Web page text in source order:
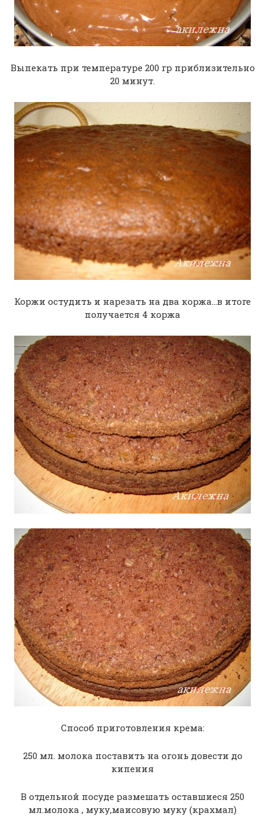
Выпекать при температуре 200 гр приблизительно
20 минут.
Коржи остудить и нарезать на два коржа...в итоге
получается 4 коржа
Способ приготовления крема:
250 мл. молока поставить на огонь довести до
кипения
В отдельной посуде размешать оставшиеся 250
мл.молока , муку,маисовую муку (крахмал)